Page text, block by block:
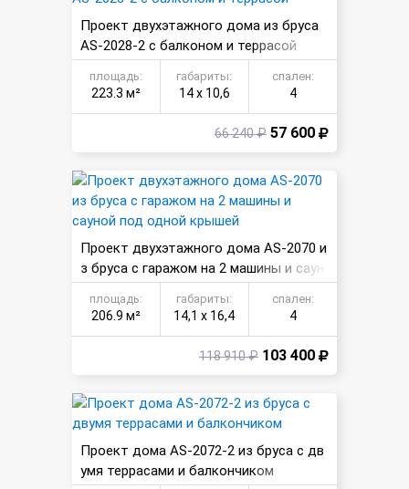
Проект двухэтажного дома из бруса
AS-2028-2 с балконом и террасой
площадь:
223.3 м²
габариты:
14 х 10,6
спален:
4
66 240 ₽ 57 600
Проект двухэтажного дома AS-2070 и
з бруса с гаражом на 2 машины и саун
ой под одной крышей
площадь:
206.9 м²
габариты:
14,1 х 16,4
спален:
4
118 910 ₽ 103 400
Проект дома AS-2072-2 из бруса с дв
умя террасами и балкончиком